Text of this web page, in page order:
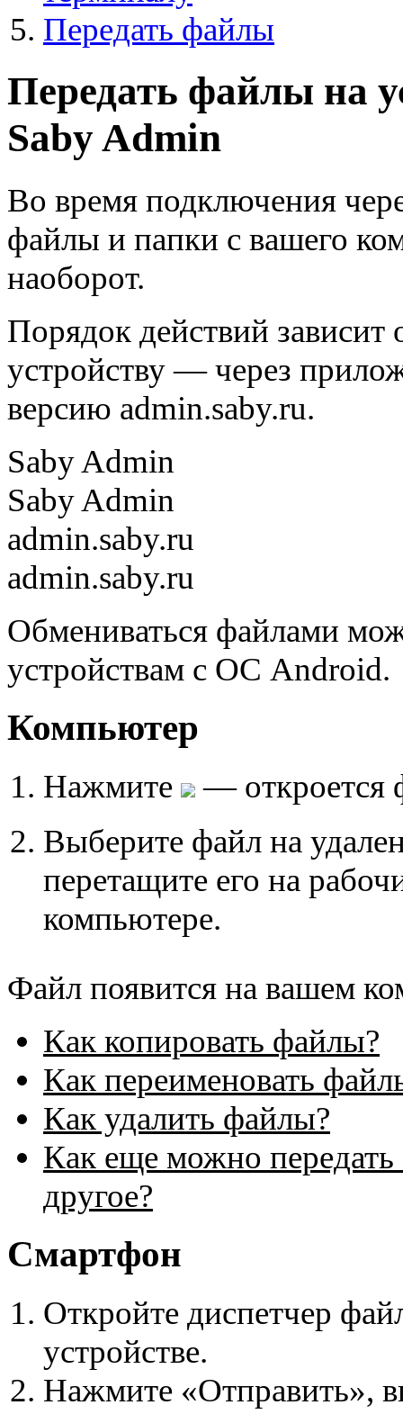
Передать файлы
Передать файлы на
Saby Admin
Во время подключения
файлы и папки с вашего
наоборот.
Порядок действий
устройству — через
версию admin.saby.ru.
Saby Admin
Saby Admin
admin.saby.ru
admin.saby.ru
Обмениваться файлами
устройствам с ОС Android.
Компьютер
Нажмите
— откроется
Выберите файл на
перетащите его на
компьютере.
Файл появится на вашем
Как копировать файлы?
Как переименовать
Как удалить файлы?
Как еще можно передать
другое?
Смартфон
Откройте диспетчер
устройстве.
Нажмите «Отправить»,